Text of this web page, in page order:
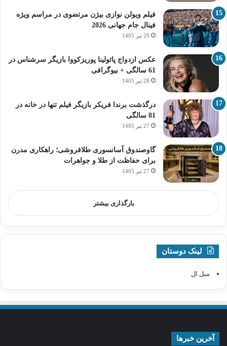
فیلم ویولن نوازی بیژن مرتضوی در مراسم ویژه
فینال جام جهانی 2026
29 تیر 1405
عکس ازدواج پائولینا پوریزکووا بازیگر سرشناس در
61 سالگی + بیوگرافی
28 تیر 1405
درگذشت برندا فریکر بازیگر فیلم تنها در خانه در
81 سالگی
27 تیر 1405
گاوصندوق آسانسوری طلافروشی؛ راهکاری مدرن
برای حفاظت از طلا و جواهرات
27 تیر 1405
بارگذاری بیشتر
لینک دوستان
مبل ال
آخرین خبرها